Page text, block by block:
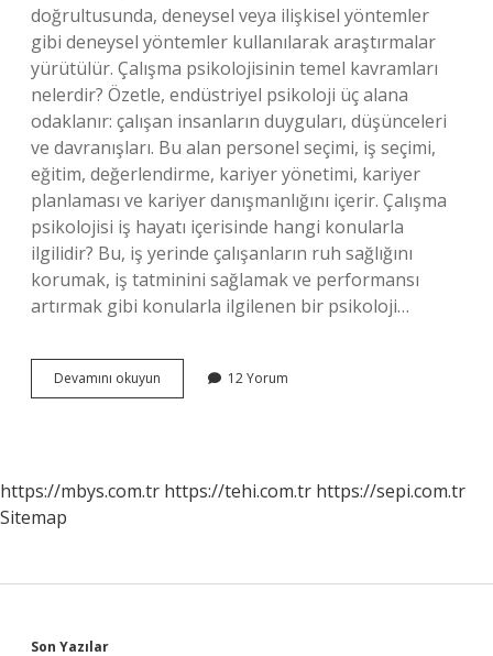
doğrultusunda, deneysel veya ilişkisel yöntemler
gibi deneysel yöntemler kullanılarak araştırmalar
yürütülür. Çalışma psikolojisinin temel kavramları
nelerdir? Özetle, endüstriyel psikoloji üç alana
odaklanır: çalışan insanların duyguları, düşünceleri
ve davranışları. Bu alan personel seçimi, iş seçimi,
eğitim, değerlendirme, kariyer yönetimi, kariyer
planlaması ve kariyer danışmanlığını içerir. Çalışma
psikolojisi iş hayatı içerisinde hangi konularla
ilgilidir? Bu, iş yerinde çalışanların ruh sağlığını
korumak, iş tatminini sağlamak ve performansı
artırmak gibi konularla ilgilenen bir psikoloji…
Devamını okuyun Çalışma
Psikolojisinin
12 Yorum
https://mbys.com.tr https://tehi.com.tr https://sepi.com.tr
Sitemap
Son Yazılar